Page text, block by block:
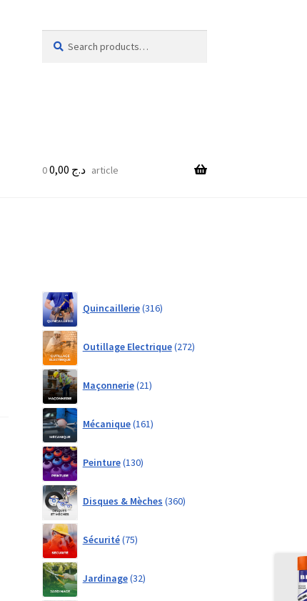
for:
د.ج 0 article
Quincaillerie 316products
Outillage Electrique 272products
Maçonnerie 21products
Mécanique 161products
Peinture 130products
Disques & Mèches 360products
Sécurité 75products
Jardinage 32products